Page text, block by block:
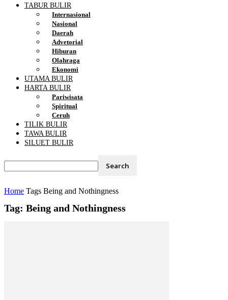
TABUR BULIR
Internasional
Nasional
Daerah
Advetorial
Hiburan
Olahraga
Ekonomi
UTAMA BULIR
HARTA BULIR
Pariwisata
Spiritual
Ceruh
TILIK BULIR
TAWA BULIR
SILUET BULIR
Home Tags Being and Nothingness
Tag: Being and Nothingness